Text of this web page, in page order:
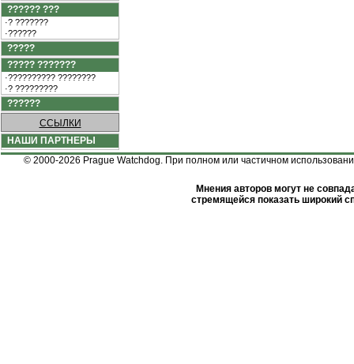
?????? ???
·? ???????
·??????
?????
????? ???????
·?????????? ????????
·? ?????????
??????
ССЫЛКИ
НАШИ ПАРТНЕРЫ
© 2000-2026 Prague Watchdog. При полном или частичном
Мнения авторов могут не
стремящейся показать широкий